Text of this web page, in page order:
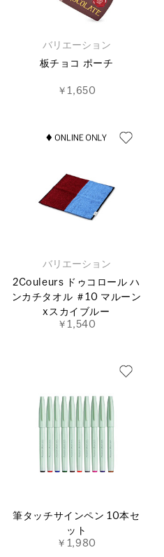
バリエーション
板チョコ ポーチ
￥1,650
バリエーション
2Couleurs ドゥコロール ハ
ンカチタオル ＃10 マルーン
xスカイブルー
￥1,540
筆タッチサインペン 10本セ
ット
￥1,980